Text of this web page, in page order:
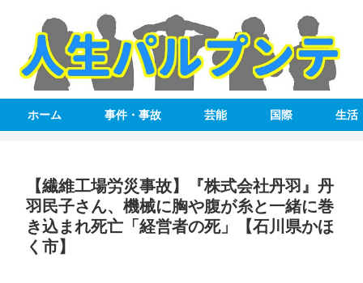
ホーム 事件・事故 芸能 国際 生活
【繊維工場労災事故】『株式会社丹羽』丹
羽民子さん、機械に胸や腹が糸と一緒に巻
き込まれ死亡「経営者の死」【石川県かほ
く市】